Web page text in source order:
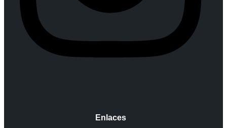
Enlaces